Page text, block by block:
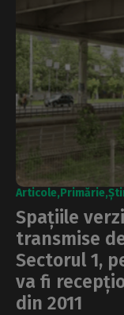
Articole Primărie
Spațiile
transmise
Sectorul 1,
va fi
din 2011